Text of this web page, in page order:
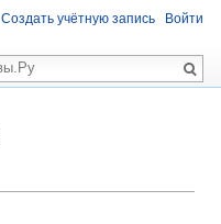
Создать учётную запись Войти